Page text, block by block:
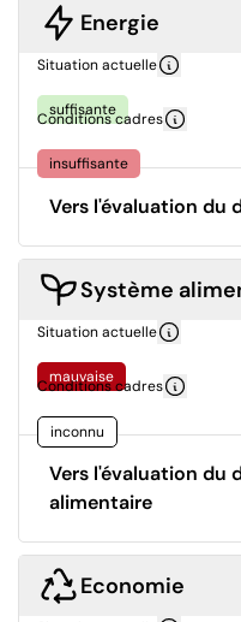
Energie
Situation actuelle
suffisante
Conditions cadres
insuffisante
Vers l'évaluation du
Système
Situation actuelle
mauvaise
Conditions cadres
inconnu
Vers l'évaluation du
alimentaire
Economie